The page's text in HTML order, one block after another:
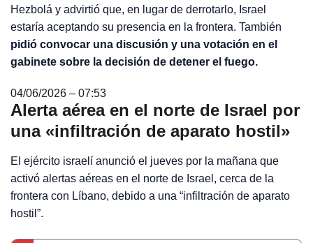
Hezbolá y advirtió que, en lugar de derrotarlo, Israel
estaría aceptando su presencia en la frontera. También
pidió convocar una discusión y una votación en el
gabinete sobre la decisión de detener el fuego.
04/06/2026 – 07:53
Alerta aérea en el norte de Israel por
una «infiltración de aparato hostil»
El ejército israelí anunció el jueves por la mañana que
activó alertas aéreas en el norte de Israel, cerca de la
frontera con Líbano, debido a una “infiltración de aparato
hostil”.